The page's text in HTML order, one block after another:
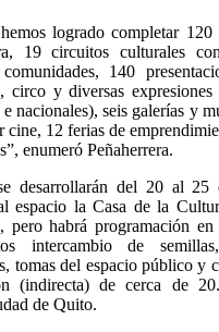
logrado completar 120
19 circuitos culturales
140
circo y diversas expresiones
nacionales), seis galerías y
cine, 12 ferias de
enumeró Peñaherrera.
desarrollarán del 20 al 25
espacio la Casa de la
habrá programación en
intercambio de semillas,
tomas del espacio público y
(indirecta) de cerca de
de Quito.